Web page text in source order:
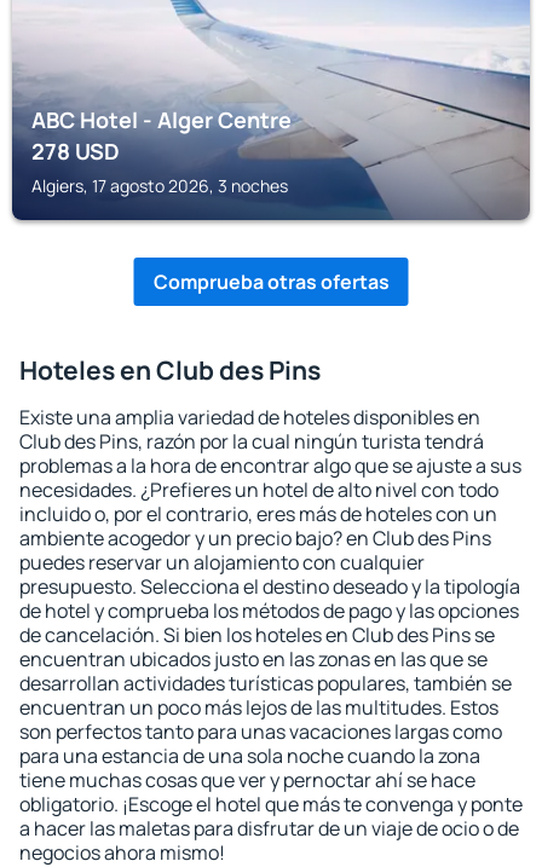
ABC Hotel - Alger Centre
278USD
Algiers, 17 agosto 2026, 3 noches
Comprueba otras ofertas
Hoteles en Club des Pins
Existe una amplia variedad de hoteles disponibles en
Club des Pins, razón por la cual ningún turista tendrá
problemas a la hora de encontrar algo que se ajuste a sus
necesidades. ¿Prefieres un hotel de alto nivel con todo
incluido o, por el contrario, eres más de hoteles con un
ambiente acogedor y un precio bajo? en Club des Pins
puedes reservar un alojamiento con cualquier
presupuesto. Selecciona el destino deseado y la tipología
de hotel y comprueba los métodos de pago y las opciones
de cancelación. Si bien los hoteles en Club des Pins se
encuentran ubicados justo en las zonas en las que se
desarrollan actividades turísticas populares, también se
encuentran un poco más lejos de las multitudes. Estos
son perfectos tanto para unas vacaciones largas como
para una estancia de una sola noche cuando la zona
tiene muchas cosas que ver y pernoctar ahí se hace
obligatorio. ¡Escoge el hotel que más te convenga y ponte
a hacer las maletas para disfrutar de un viaje de ocio o de
negocios ahora mismo!